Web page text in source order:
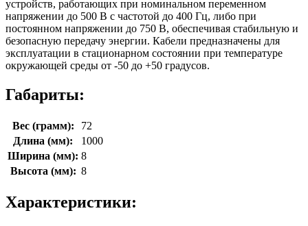
устройств, работающих при номинальном переменном
напряжении до 500 В с частотой до 400 Гц, либо при
постоянном напряжении до 750 В, обеспечивая стабильную и
безопасную передачу энергии. Кабели предназначены для
эксплуатации в стационарном состоянии при температуре
окружающей среды от -50 до +50 градусов.
Габариты:
Вес (грамм):
72
Длина (мм):
1000
Ширина (мм): 8
Высота (мм): 8
Характеристики: